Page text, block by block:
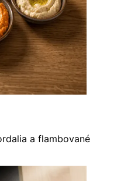
a flambované